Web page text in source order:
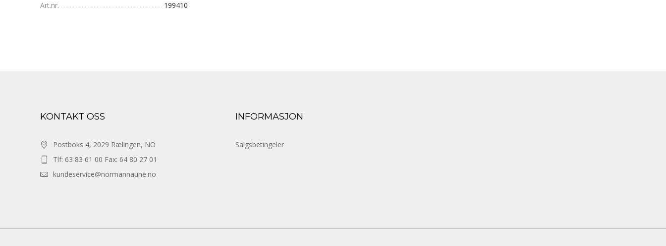
Art.nr. 199410
KONTAKT OSS
Postboks 4, 2029 Rælingen, NO
Tlf: 63 83 61 00 Fax: 64 80 27 01
kundeservice@normannaune.no
INFORMASJON
Salgsbetingeler